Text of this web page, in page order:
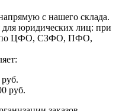
с нашего склада.
юридических лиц: при
по ЦФО, СЗФО, ПФО,
руб.